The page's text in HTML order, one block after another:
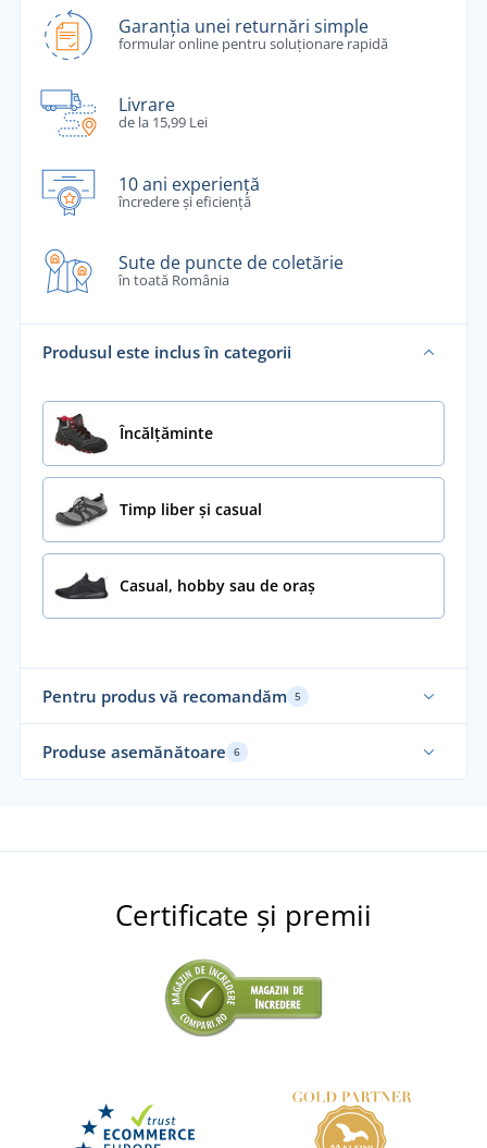
Garanția unei returnări simple
formular online pentru soluționare rapidă
Livrare
de la 15,99 Lei
10 ani experiență
încredere și eficiență
Sute de puncte de coletărie
în toată România
Produsul este inclus în categorii
Încălţăminte
Timp liber și casual
Casual, hobby sau de oraș
Pentru produs vă recomandăm 5
Recomandarea noastră
Produse asemănătoare 6
Cizme pentru zăpadă unisex FREEZE
Certificate și premii